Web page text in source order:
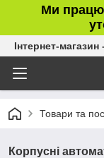
Ми
Інтернет-
Товари та
Корпусні